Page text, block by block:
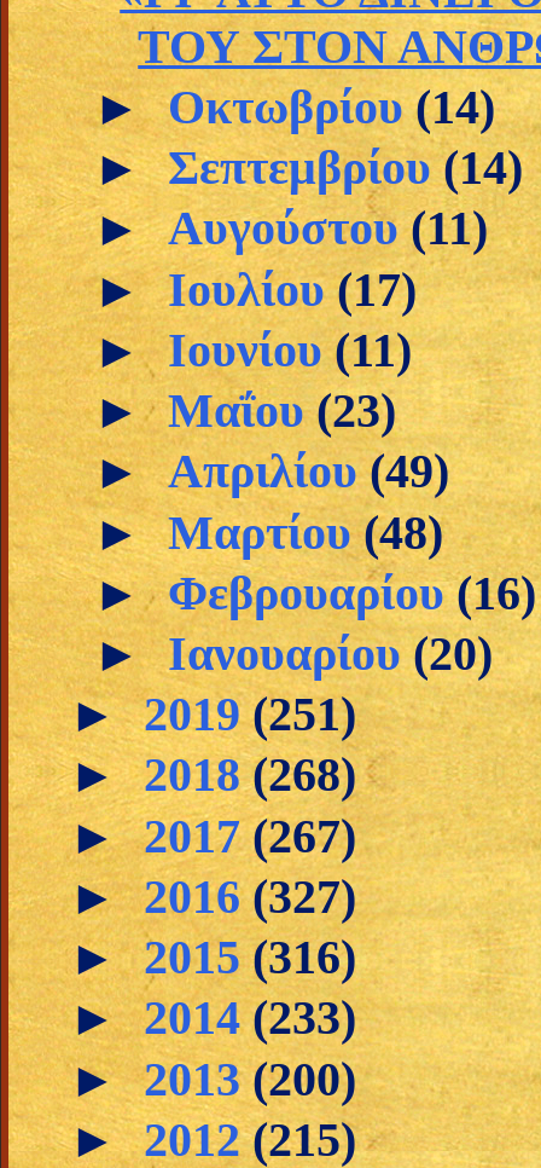
ΤΟΥ ΣΤΟΝ
►Οκτωβρίου(14)
►Σεπτεμβρίου(14)
►Αυγούστου(11)
►Ιουλίου(17)
►Ιουνίου(11)
►Μαΐου(23)
►Απριλίου(49)
►Μαρτίου(48)
►Φεβρουαρίου(16)
►Ιανουαρίου(20)
►2019(251)
►2018(268)
►2017(267)
►2016(327)
►2015(316)
►2014(233)
►2013(200)
►2012(215)